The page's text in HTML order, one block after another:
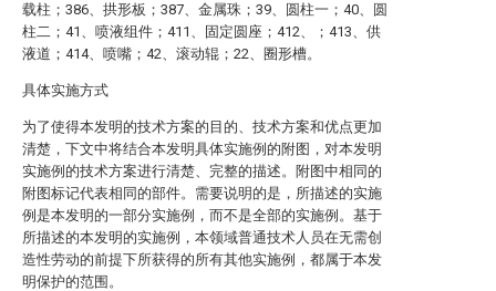
载柱；386、拱形板；387、金属珠；39、圆柱一；40、圆
柱二；41、喷液组件；411、固定圆座；412、；413、供
液道；414、喷嘴；42、滚动辊；22、圈形槽。
具体实施方式
为了使得本发明的技术方案的目的、技术方案和优点更加
清楚，下文中将结合本发明具体实施例的附图，对本发明
实施例的技术方案进行清楚、完整的描述。附图中相同的
附图标记代表相同的部件。需要说明的是，所描述的实施
例是本发明的一部分实施例，而不是全部的实施例。基于
所描述的本发明的实施例，本领域普通技术人员在无需创
造性劳动的前提下所获得的所有其他实施例，都属于本发
明保护的范围。